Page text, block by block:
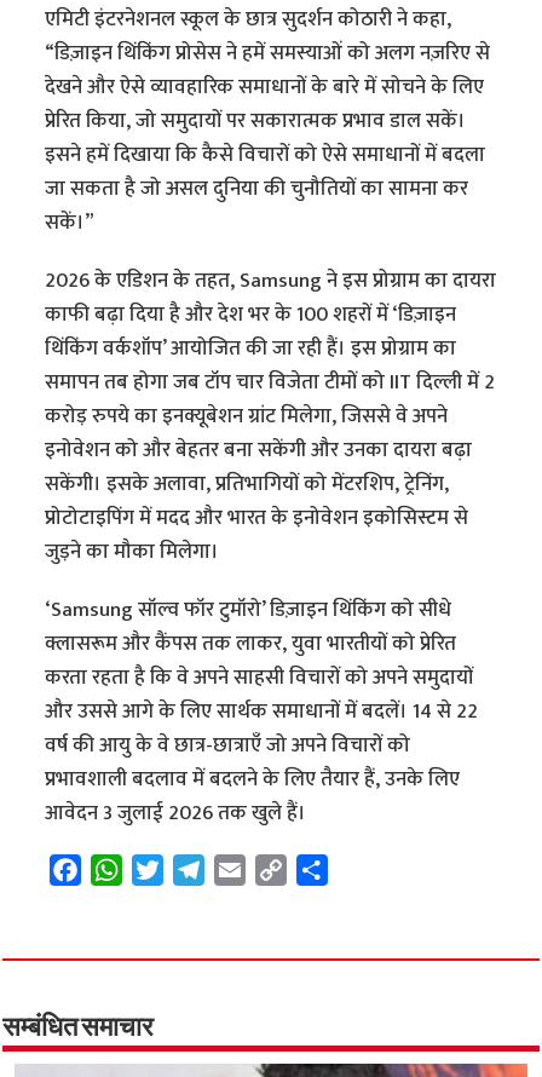
एमिटी इंटरनेशनल स्कूल के छात्र सुदर्शन कोठारी ने कहा,
“डिज़ाइन थिंकिंग प्रोसेस ने हमें समस्याओं को अलग नज़रिए से
देखने और ऐसे व्यावहारिक समाधानों के बारे में सोचने के लिए
प्रेरित किया, जो समुदायों पर सकारात्मक प्रभाव डाल सकें।
इसने हमें दिखाया कि कैसे विचारों को ऐसे समाधानों में बदला
जा सकता है जो असल दुनिया की चुनौतियों का सामना कर
सकें।”
2026 के एडिशन के तहत, Samsung ने इस प्रोग्राम का दायरा
काफी बढ़ा दिया है और देश भर के 100 शहरों में ‘डिज़ाइन
थिंकिंग वर्कशॉप’ आयोजित की जा रही हैं। इस प्रोग्राम का
समापन तब होगा जब टॉप चार विजेता टीमों को IIT दिल्ली में 2
करोड़ रुपये का इनक्यूबेशन ग्रांट मिलेगा, जिससे वे अपने
इनोवेशन को और बेहतर बना सकेंगी और उनका दायरा बढ़ा
सकेंगी। इसके अलावा, प्रतिभागियों को मेंटरशिप, ट्रेनिंग,
प्रोटोटाइपिंग में मदद और भारत के इनोवेशन इकोसिस्टम से
जुड़ने का मौका मिलेगा।
‘Samsung सॉल्व फॉर टुमॉरो’ डिज़ाइन थिंकिंग को सीधे
क्लासरूम और कैंपस तक लाकर, युवा भारतीयों को प्रेरित
करता रहता है कि वे अपने साहसी विचारों को अपने समुदायों
और उससे आगे के लिए सार्थक समाधानों में बदलें। 14 से 22
वर्ष की आयु के वे छात्र-छात्राएँ जो अपने विचारों को
प्रभावशाली बदलाव में बदलने के लिए तैयार हैं, उनके लिए
आवेदन 3 जुलाई 2026 तक खुले हैं।
F
e
o
o
W
t
A
p
T
t
r
T
e
a
E
i
C
y
n
r
सम्बंधित समाचार